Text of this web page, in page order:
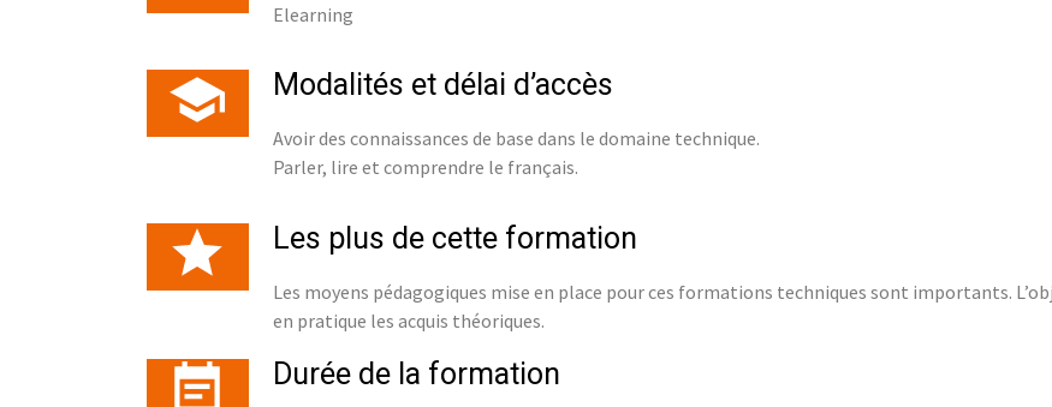
Elearning
Modalités et délai d’accès
Avoir des connaissances de base dans le domaine technique.
Parler, lire et comprendre le français.
Les plus de cette formation
Les moyens pédagogiques mise en place pour ces formations techniques sont importants.
en pratique les acquis théoriques.
Durée de la formation